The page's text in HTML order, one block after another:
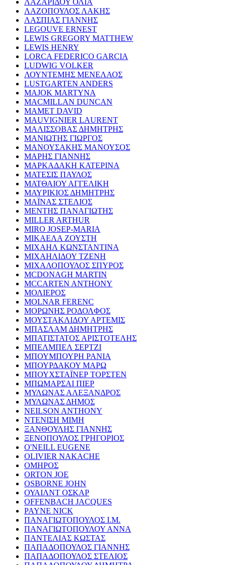
ΛΑΖΟΠΟΥΛΟΣ ΛΑΚΗΣ
ΛΑΣΠΙΑΣ ΓΙΑΝΝΗΣ
LEGOUVE ERNEST
LEWIS GREGORY MATTHEW
LEWIS HENRY
LORCA FEDERICO GARCIA
LUDWIG VOLKER
ΛΟΥΝΤΕΜΗΣ ΜΕΝΕΛΑΟΣ
LUSTGARTEN ANDERS
MAJOK MARTYNA
MACMILLAN DUNCAN
MAMET DAVID
MAUVIGNIER LAURENT
ΜΑΛΙΣΣΟΒΑΣ ΔΗΜΗΤΡΗΣ
ΜΑΝΙΩΤΗΣ ΓΙΩΡΓΟΣ
ΜΑΝΟΥΣΑΚΗΣ ΜΑΝΟΥΣΟΣ
ΜΑΡΗΣ ΓΙΑΝΝΗΣ
ΜΑΡΚΑΔΑΚΗ ΚΑΤΕΡΙΝΑ
ΜΑΤΕΣΙΣ ΠΑΥΛΟΣ
ΜΑΤΘΑΙΟΥ ΑΓΓΕΛΙΚΗ
ΜΑΥΡΙΚΙΟΣ ΔΗΜΗΤΡΗΣ
ΜΑΪΝΑΣ ΣΤΕΛΙΟΣ
ΜΕΝΤΗΣ ΠΑΝΑΓΙΩΤΗΣ
MILLER ARTHUR
MIRO JOSEP-MARIA
ΜΙΚΑΕΛΑ ΖΟΥΣΤΗ
ΜΙΧΑΗΛ ΚΩΝΣΤΑΝΤΙΝΑ
ΜΙΧΑΗΛΙΔΟΥ ΤΖΕΝΗ
ΜΙΧΑΛΟΠΟΥΛΟΣ ΣΠΥΡΟΣ
MCDONAGH MARTIN
MCCARTEN ANTHONY
ΜΟΛΙΕΡΟΣ
MOLNAR FERENC
ΜΟΡΩΝΗΣ ΡΟΔΟΛΦΟΣ
ΜΟΥΣΤΑΚΛΙΔΟΥ ΑΡΤΕΜΙΣ
ΜΠΑΣΛΑΜ ΔΗΜΗΤΡΗΣ
ΜΠΑΤΙΣΤΑΤΟΣ ΑΡΙΣΤΟΤΕΛΗΣ
ΜΠΕΛΜΠΕΛ ΣΕΡΤΖΙ
ΜΠΟΥΜΠΟΥΡΗ ΡΑΝΙΑ
ΜΠΟΥΡΔΑΚΟΥ ΜΑΡΩ
ΜΠΟΥΧΣΤΑΪΝΕΡ ΤΟΡΣΤΕΝ
ΜΠΩΜΑΡΣΑΙ ΠΙΕΡ
ΜΥΛΩΝΑΣ ΑΛΕΞΑΝΔΡΟΣ
ΜΥΛΩΝΑΣ ΔΗΜΟΣ
NEILSON ANTHONY
ΝΤΕΝΙΣΗ ΜΙΜΗ
ΞΑΝΘΟΥΛΗΣ ΓΙΑΝΝΗΣ
ΞΕΝΟΠΟΥΛΟΣ ΓΡΗΓΟΡΙΟΣ
O'NEILL EUGENE
OLIVIER NAKACHE
ΟΜΗΡΟΣ
ORTON JOE
OSBORNE JOHN
ΟΥΑΙΛΝΤ ΟΣΚΑΡ
OFFENBACH JACQUES
PAYNE NICK
ΠΑΝΑΓΙΩΤΟΠΟΥΛΟΣ Ι.Μ.
ΠΑΝΑΓΙΩΤΟΠΟΥΛΟΥ ΑΝΝΑ
ΠΑΝΤΕΛΙΑΣ ΚΩΣΤΑΣ
ΠΑΠΑΔΟΠΟΥΛΟΣ ΓΙΑΝΝΗΣ
ΠΑΠΑΔΟΠΟΥΛΟΣ ΣΤΕΛΙΟΣ